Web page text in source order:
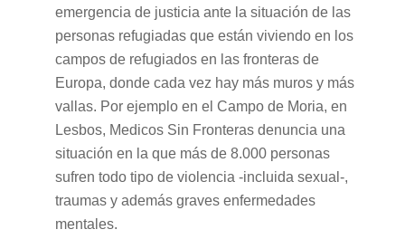
emergencia de justicia ante la situación de las
personas refugiadas que están viviendo en los
campos de refugiados en las fronteras de
Europa, donde cada vez hay más muros y más
vallas. Por ejemplo en el Campo de Moria, en
Lesbos, Medicos Sin Fronteras denuncia una
situación en la que más de 8.000 personas
sufren todo tipo de violencia -incluida sexual-,
traumas y además graves enfermedades
mentales.